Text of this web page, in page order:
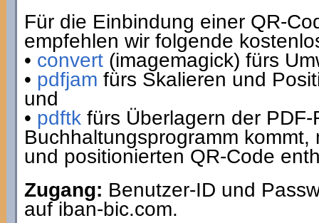
Für die Einbindung einer QR-
empfehlen wir folgende
• convert(imagemagick) fürs
• pdfjam fürs Skalieren und
und
• pdftkfürs Überlagern der
Buchhaltungsprogramm
und positionierten QR-Code
Zugang: Benutzer-ID und
auf iban-bic.com.